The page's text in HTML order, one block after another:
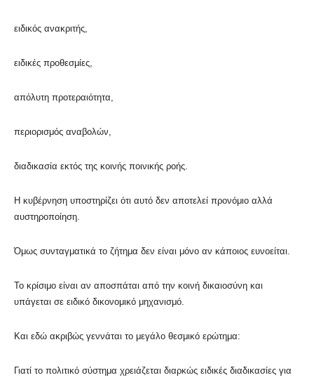
ειδικός ανακριτής,
ειδικές προθεσμίες,
απόλυτη προτεραιότητα,
περιορισμός αναβολών,
διαδικασία εκτός της κοινής ποινικής ροής.
Η κυβέρνηση υποστηρίζει ότι αυτό δεν αποτελεί προνόμιο αλλά
αυστηροποίηση.
Όμως συνταγματικά το ζήτημα δεν είναι μόνο αν κάποιος ευνοείται.
Το κρίσιμο είναι αν αποσπάται από την κοινή δικαιοσύνη και
υπάγεται σε ειδικό δικονομικό μηχανισμό.
Και εδώ ακριβώς γεννάται το μεγάλο θεσμικό ερώτημα:
Γιατί το πολιτικό σύστημα χρειάζεται διαρκώς ειδικές διαδικασίες για